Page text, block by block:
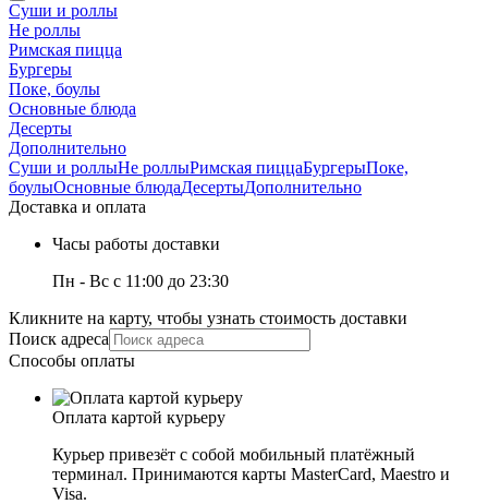
Суши и роллы
Не роллы
Римская пицца
Бургеры
Поке, боулы
Основные блюда
Десерты
Дополнительно
Суши и роллыНе роллыРимская пиццаБургерыПоке,
боулыОсновные блюдаДесертыДополнительно
Доставка и оплата
Часы работы доставки
Пн - Вс с 11:00 до 23:30
Кликните на карту, чтобы узнать стоимость доставки
Поиск адреса
Способы оплаты
Оплата картой курьеру
Курьер привезёт с собой мобильный платёжный
терминал. Принимаются карты MasterCard, Maestro и
Visa.